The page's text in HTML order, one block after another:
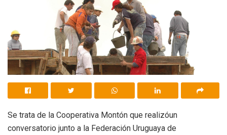
Se trata de la Cooperativa Montón que realizóun
conversatorio junto a la Federación Uruguaya de